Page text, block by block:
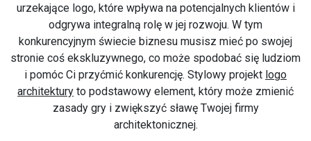
urzekające logo, które wpływa na potencjalnych klientów i
odgrywa integralną rolę w jej rozwoju. W tym
konkurencyjnym świecie biznesu musisz mieć po swojej
stronie coś ekskluzywnego, co może spodobać się ludziom
i pomóc Ci przyćmić konkurencję. Stylowy projekt logo
architektury to podstawowy element, który może zmienić
zasady gry i zwiększyć sławę Twojej firmy
architektonicznej.